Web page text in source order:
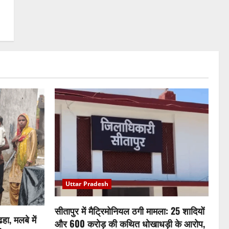
मलबे में
Uttar Pradesh
सीतापुर में मैट्रिमोनियल ठगी मामला: 25 शादियों
और 600 करोड़ की कथित धोखाधड़ी के आरोप,